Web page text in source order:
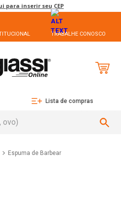
para inserir seu CEP
TRABALHE CONOSCO
Lista de compras
Espuma de Barbear